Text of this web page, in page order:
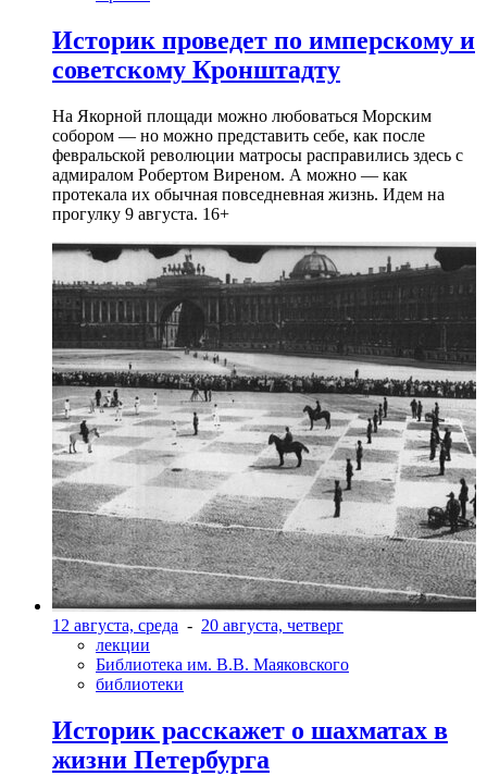
Историк проведет по имперскому и
советскому Кронштадту
На Якорной площади можно любоваться Морским
собором — но можно представить себе, как после
февральской революции матросы расправились здесь с
адмиралом Робертом Виреном. А можно — как
протекала их обычная повседневная жизнь. Идем на
прогулку 9 августа. 16+
12 августа, среда - 20 августа, четверг
лекции
Библиотека им. В.В. Маяковского
библиотеки
Историк расскажет о шахматах в
жизни Петербурга